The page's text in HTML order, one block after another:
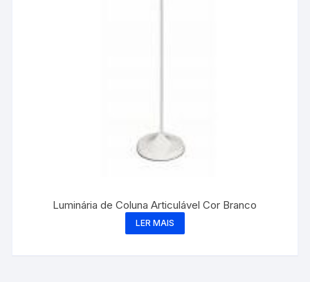
Luminária de Coluna Articulável Cor Branco
LER MAIS